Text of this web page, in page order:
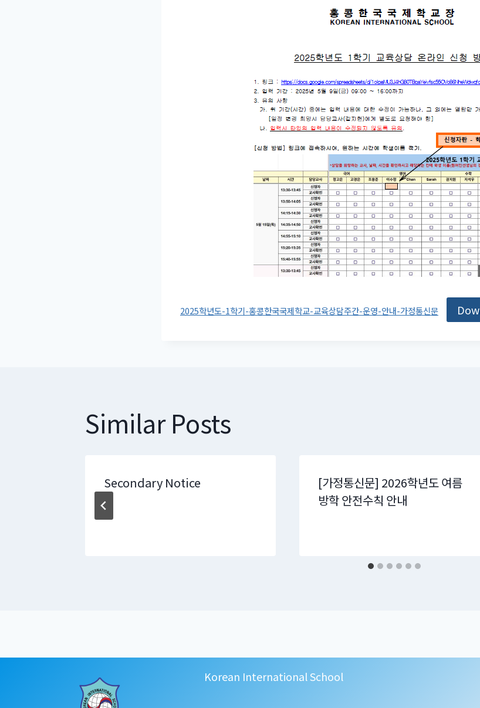
2025학년도-1학기-홍콩한국국제학교-교육상담주간-운영-안내-가정통신문
Similar Posts
Secondary Notice
[가정통신문] 2026학년도 여름
방학 안전수칙 안내
Korean International School